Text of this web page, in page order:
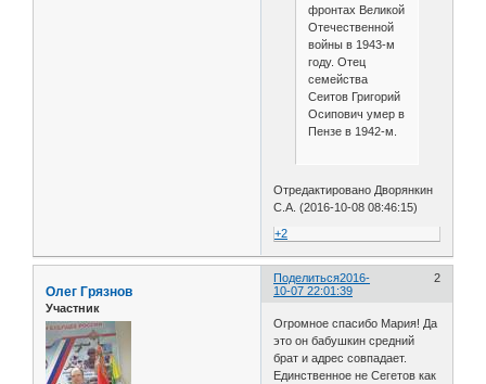
фронтах Великой
Отечественной
войны в 1943-м
году. Отец
семейства
Сеитов Григорий
Осипович умер в
Пензе в 1942-м.
Отредактировано Дворянкин
С.А. (2016-10-08 08:46:15)
+2
Поделиться 2
2016-
10-07 22:01:39
Олег Грязнов
Участник
Огромное спасибо Мария! Да
это он бабушкин средний
брат и адрес совпадает.
Единственное не Сегетов как